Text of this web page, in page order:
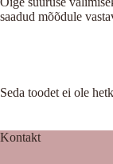
saadud mõõdule
Seda toodet ei ole
Kontakt